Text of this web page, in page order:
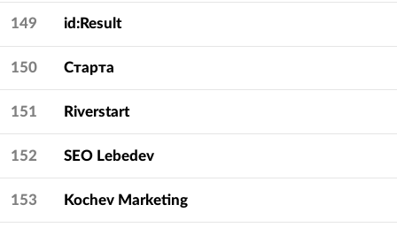
149 id:Result
150 Старта
151 Riverstart
152 SEO Lebedev
153 Kochev Marketing